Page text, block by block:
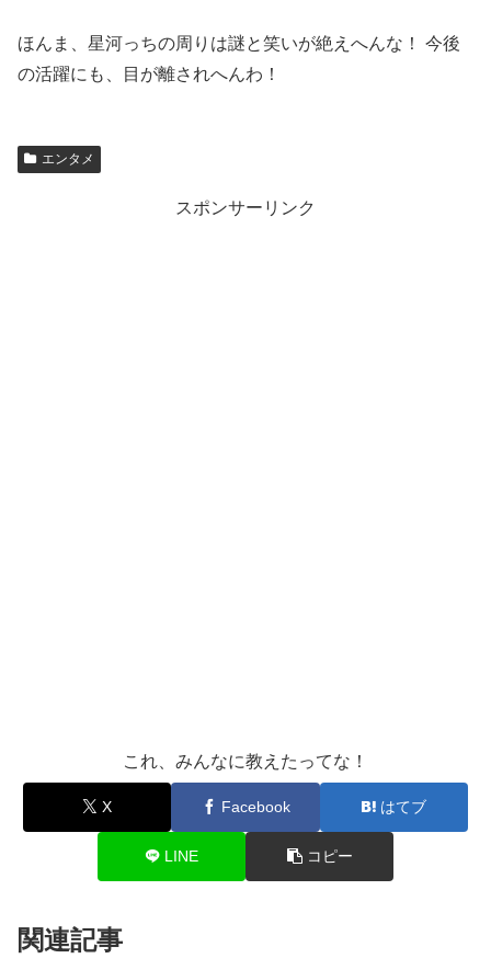
ほんま、星河っちの周りは謎と笑いが絶えへんな！ 今後
の活躍にも、目が離されへんわ！
エンタメ
スポンサーリンク
これ、みんなに教えたってな！
X Facebook はてブ
LINE コピー
関連記事